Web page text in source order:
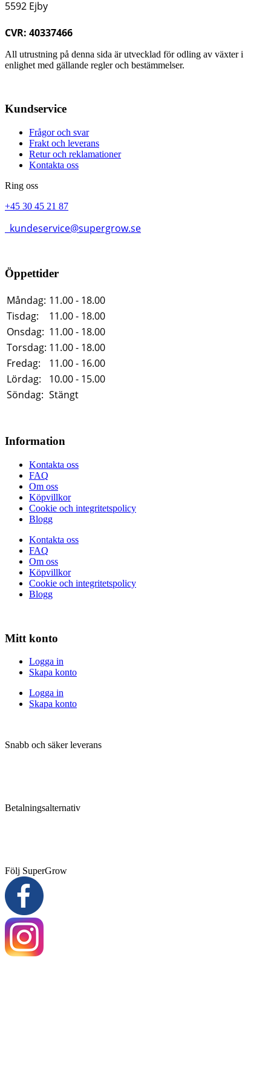
5592 Ejby
CVR: 40337466
All utrustning på denna sida är utvecklad för odling av växter i
enlighet med gällande regler och bestämmelser.
Kundservice
Frågor och svar
Frakt och leverans
Retur och reklamationer
Kontakta oss
Ring oss
+45 30 45 21 87
kundeservice@supergrow.se
Öppettider
Måndag: 11.00 - 18.00
Tisdag:
11.00 - 18.00
Onsdag: 11.00 - 18.00
Torsdag: 11.00 - 18.00
Fredag:
11.00 - 16.00
Lördag:
10.00 - 15.00
Söndag: Stängt
Information
Kontakta oss
FAQ
Om oss
Köpvillkor
Cookie och integritetspolicy
Blogg
Kontakta oss
FAQ
Om oss
Köpvillkor
Cookie och integritetspolicy
Blogg
Mitt konto
Logga in
Skapa konto
Logga in
Skapa konto
Snabb och säker leverans
Betalningsalternativ
Följ SuperGrow